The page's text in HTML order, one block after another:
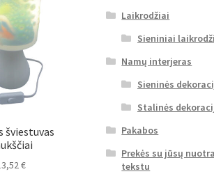
šviestuvas
€
Laikrodžiai
Sieniniai
Namų interjeras
Sieninės
Stalinės
Pakabos
Prekės su jūsų
tekstu